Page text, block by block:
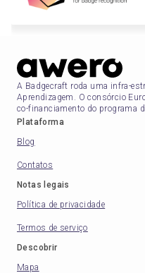
A Badgecraft roda uma infra-
Aprendizagem. O consórcio
co-financiamento do programa
Plataforma
Blog
Contatos
Notas legais
Política de privacidade
Termos de serviço
Descobrir
Mapa